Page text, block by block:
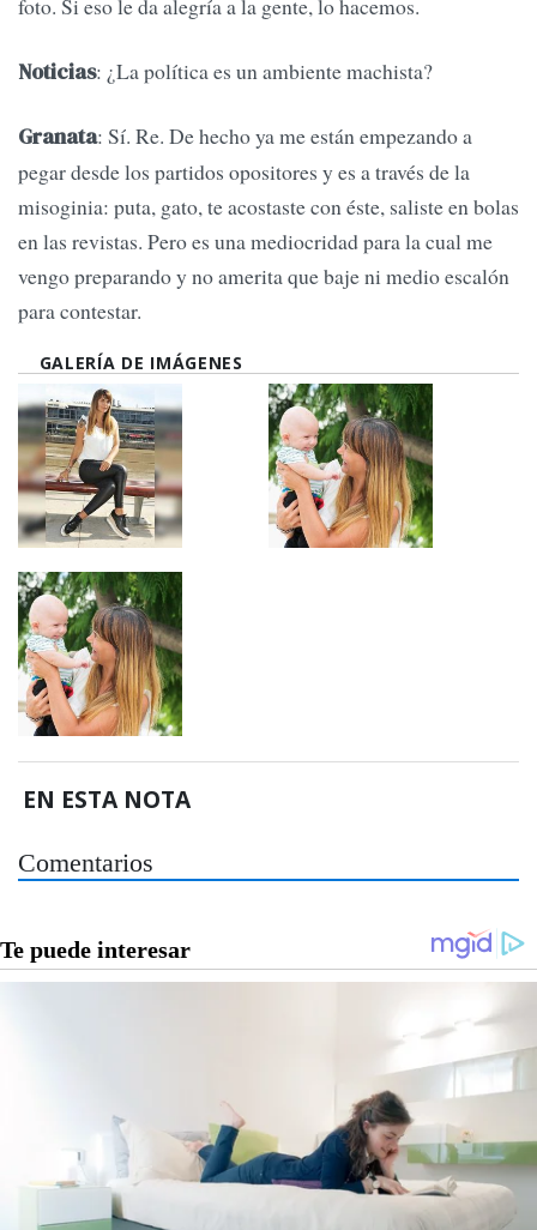
foto. Si eso le da alegría a la gente, lo hacemos.
Noticias: ¿La política es un ambiente machista?
Granata: Sí. Re. De hecho ya me están empezando a
pegar desde los partidos opositores y es a través de la
misoginia: puta, gato, te acostaste con éste, saliste en bolas
en las revistas. Pero es una mediocridad para la cual me
vengo preparando y no amerita que baje ni medio escalón
para contestar.
GALERÍA DE IMÁGENES
EN ESTA NOTA
Comentarios